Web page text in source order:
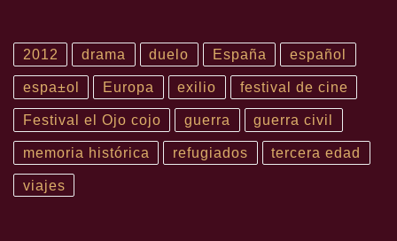
2012 drama duelo España español
espa±ol Europa exilio festival de cine
Festival el Ojo cojo guerra guerra civil
memoria histórica refugiados tercera edad
viajes